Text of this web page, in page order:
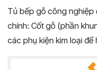
Tủ bếp gỗ công nghiệp
chính: Cốt gỗ (phần
các phụ kiện kim loại